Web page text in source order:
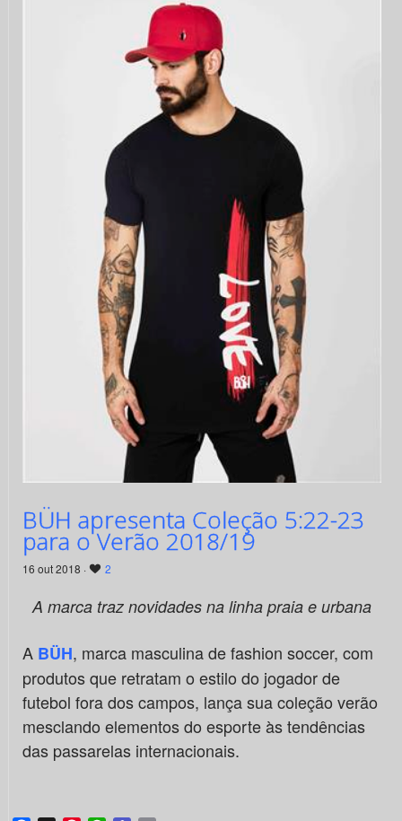
BÜH apresenta Coleção 5:22-23
para o Verão 2018/19
16 out 2018 · 2
A marca traz novidades na linha praia e urbana
A BÜH, marca masculina de fashion soccer, com
produtos que retratam o estilo do jogador de
futebol fora dos campos, lança sua coleção verão
mesclando elementos do esporte às tendências
das passarelas internacionais.